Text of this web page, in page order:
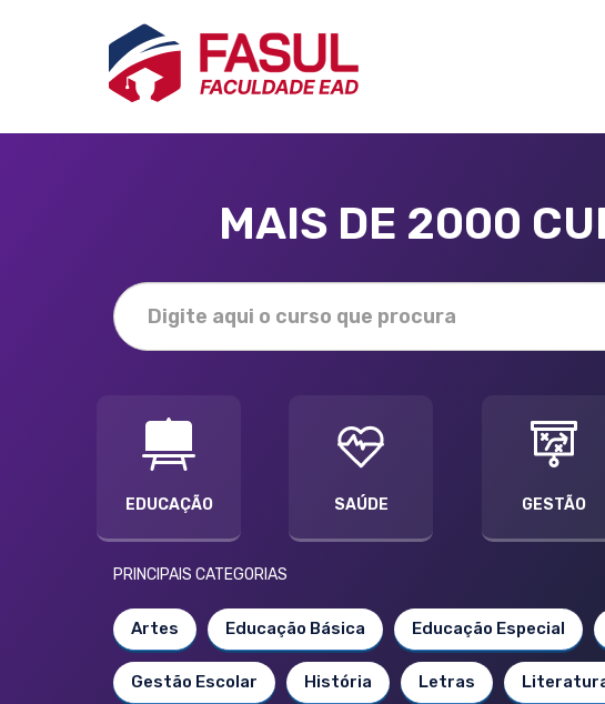
MAIS DE 2000
EDUCAÇÃO SAÚDE GESTÃO
PRINCIPAIS CATEGORIAS
Artes Educação Básica Educação Especial
Gestão Escolar História Letras